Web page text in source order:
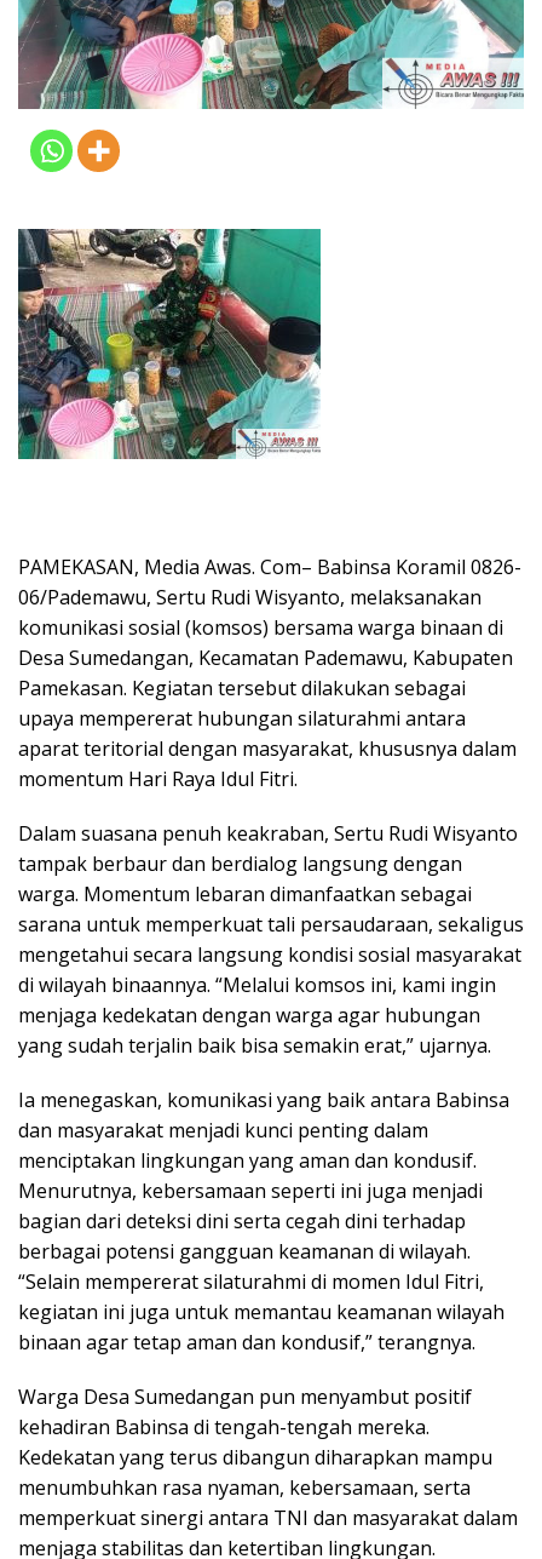
PAMEKASAN, Media Awas. Com– Babinsa Koramil 0826-
06/Pademawu, Sertu Rudi Wisyanto, melaksanakan
komunikasi sosial (komsos) bersama warga binaan di
Desa Sumedangan, Kecamatan Pademawu, Kabupaten
Pamekasan. Kegiatan tersebut dilakukan sebagai
upaya mempererat hubungan silaturahmi antara
aparat teritorial dengan masyarakat, khususnya dalam
momentum Hari Raya Idul Fitri.
Dalam suasana penuh keakraban, Sertu Rudi Wisyanto
tampak berbaur dan berdialog langsung dengan
warga. Momentum lebaran dimanfaatkan sebagai
sarana untuk memperkuat tali persaudaraan, sekaligus
mengetahui secara langsung kondisi sosial masyarakat
di wilayah binaannya. “Melalui komsos ini, kami ingin
menjaga kedekatan dengan warga agar hubungan
yang sudah terjalin baik bisa semakin erat,” ujarnya.
Ia menegaskan, komunikasi yang baik antara Babinsa
dan masyarakat menjadi kunci penting dalam
menciptakan lingkungan yang aman dan kondusif.
Menurutnya, kebersamaan seperti ini juga menjadi
bagian dari deteksi dini serta cegah dini terhadap
berbagai potensi gangguan keamanan di wilayah.
“Selain mempererat silaturahmi di momen Idul Fitri,
kegiatan ini juga untuk memantau keamanan wilayah
binaan agar tetap aman dan kondusif,” terangnya.
Warga Desa Sumedangan pun menyambut positif
kehadiran Babinsa di tengah-tengah mereka.
Kedekatan yang terus dibangun diharapkan mampu
menumbuhkan rasa nyaman, kebersamaan, serta
memperkuat sinergi antara TNI dan masyarakat dalam
menjaga stabilitas dan ketertiban lingkungan.